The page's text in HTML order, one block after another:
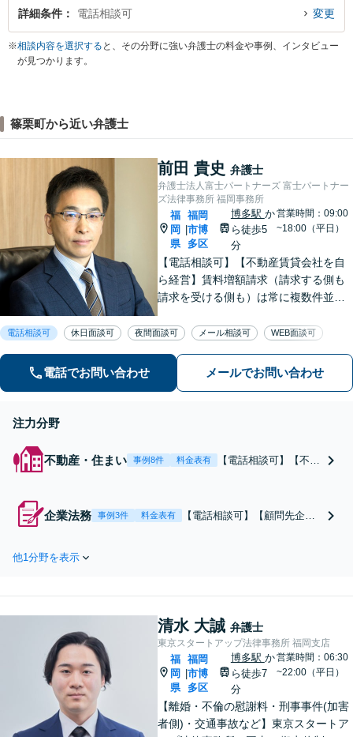
詳細条件 電話相談可 変更
※相談内容を選択する と、その分野に強い弁護士の料金や事例、インタビュー
が見つかります。
篠栗町から近い弁護士
前田 貴史 弁護士
弁護士法人富士パートナーズ 富士パートナー
ズ法律事務所 福岡事務所
福
岡
県
|
福岡
市博
多区
博多駅 か
ら徒歩5
分
営業時間：09:00
~18:00（平日）
【電話相談可】【不動産賃貸会社を自
ら経営】賃料増額請求（請求する側も
請求を受ける側も）は常に複数件並行
も多数あります【顧問先企業60社超】
ー様のご相談もお任せください
電話相談可 休日面談可 夜間面談可 メール相談可 WEB面談可
電話でお問い合わせ メールでお問い合わせ
注力分野
不動産・住まい 事例8件 料金表有
【電話相談可】【不動
営するからわかる「収
な権利を守ります【顧
問先企業60社超】
企業法務 事例3件 料金表有
【電話相談可】【顧問先企業5
【全国対応／土日夜間OK】個
の先生、税理士の先生からの
ご相談も【烏丸御池6分】
他1分野を表示
清水 大誠 弁護士
東京スタートアップ法律事務所 福岡支店
福
岡
県
|
福岡
市博
多区
博多駅 か
ら徒歩7
分
営業時間：06:30
~22:00（平日）
【離婚・不倫の慰謝料・刑事事件(加害
者側)・交通事故など】東京スタートア